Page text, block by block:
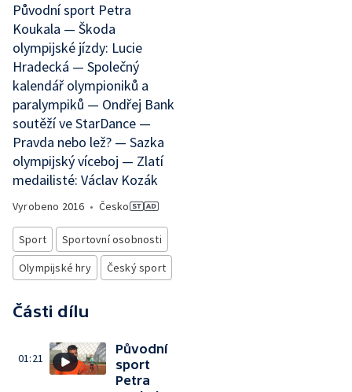
Původní sport Petra
Koukala — Škoda
olympijské jízdy: Lucie
Hradecká — Společný
kalendář olympioniků a
paralympiků — Ondřej Bank
soutěží ve StarDance —
Pravda nebo lež? — Sazka
olympijský víceboj — Zlatí
medailisté: Václav Kozák
Vyrobeno 2016 • Česko
Sport
Sportovní osobnosti
Olympijské hry
Český sport
Části dílu
01:21
Původní
sport
Petra